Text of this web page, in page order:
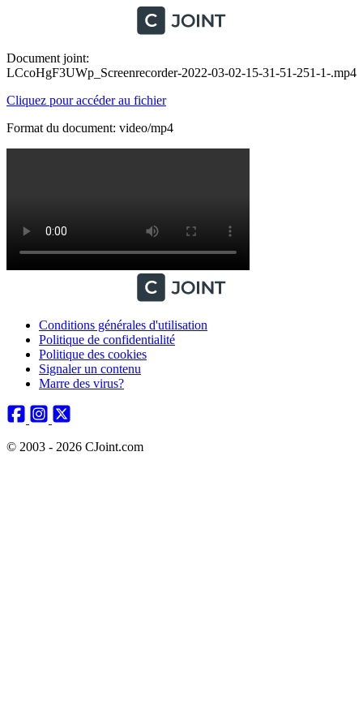
Document joint:
LCcoHgF3UWp_Screenrecorder-2022-03-02-15-31-51-251-1-.mp4
Cliquez pour accéder au fichier
Format du document: video/mp4
Conditions générales d'utilisation
Politique de confidentialité
Politique des cookies
Signaler un contenu
Marre des virus?
© 2003 - 2026 CJoint.com